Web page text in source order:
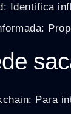
Identifica
Para